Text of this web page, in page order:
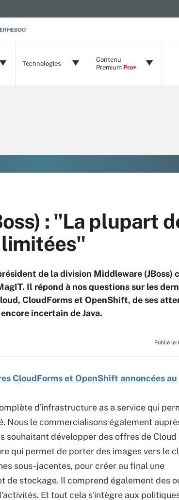
Technologies
Contenu
Premium Pro+
: "La plupart
de la division Middleware (JBoss)
Il répond à nos questions sur les
CloudForms et OpenShift, de ses
incertain de Java.
Publié le:
CloudForms et OpenShift annoncées au
d'infrastructure as a service qui
Nous le commercialisons également
souhaitant développer des offres de Cloud
qui permet de porter des images vers le
sous-jacentes, pour créer au final une
de stockage. Il comprend également des
Et tout cela s'intègre aux